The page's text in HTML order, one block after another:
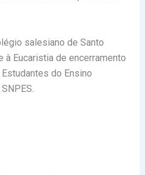
salesiano de Santo
Eucaristia de encerramento
do Ensino